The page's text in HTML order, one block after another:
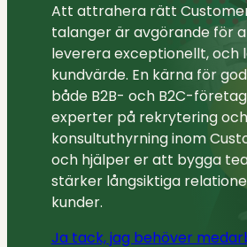
Kundtjänst
Rekrytering & Konsulter
Customer
Rekrytering & Konsulter
CX
Kunskap
Lediga jobb
Kontakt
+46 (0)8 410 22 670
info@hero.se
Att attrahera rätt
talanger är avgörande för
leverera exceptionellt, och
kundvärde. En kärna för
både B2B- och B2C-
experter på rekrytering och
konsultuthyrning inom
och hjälper er att bygga
stärker långsiktiga
kunder.
Ja tack, jag behöver